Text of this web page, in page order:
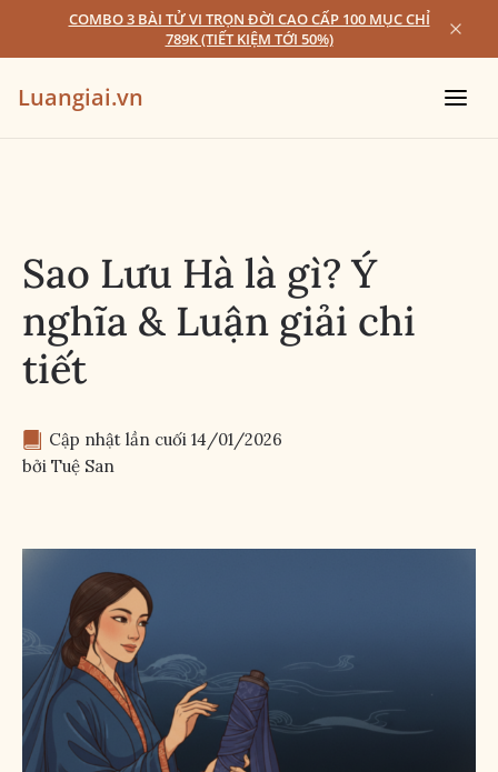
COMBO 3 BÀI TỬ VI TRỌN ĐỜI CAO CẤP 100 MỤC CHỈ
789K (TIẾT KIỆM TỚI 50%)
Luangiai.vn
Sao Lưu Hà là gì? Ý
nghĩa & Luận giải chi
tiết
Cập nhật lần cuối 14/01/2026
bởi Tuệ San